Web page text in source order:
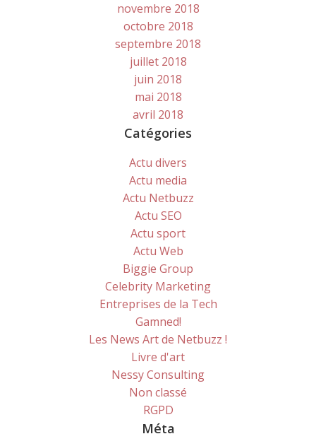
novembre 2018
octobre 2018
septembre 2018
juillet 2018
juin 2018
mai 2018
avril 2018
Catégories
Actu divers
Actu media
Actu Netbuzz
Actu SEO
Actu sport
Actu Web
Biggie Group
Celebrity Marketing
Entreprises de la Tech
Gamned!
Les News Art de Netbuzz !
Livre d'art
Nessy Consulting
Non classé
RGPD
Méta